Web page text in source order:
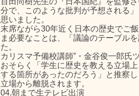
分で、このような批判が予想される
思いました。
末席ながら30年近く日本の歴史でご
ま必要なことは、「議論のテーブル
た。
カリスマ予備校講師”・金谷俊一郎氏
おそらく「学生に歴史を教える立場
する箇所があったのだろう」と推察
立場から離脱されます。
04.朝まで生テレビ出演